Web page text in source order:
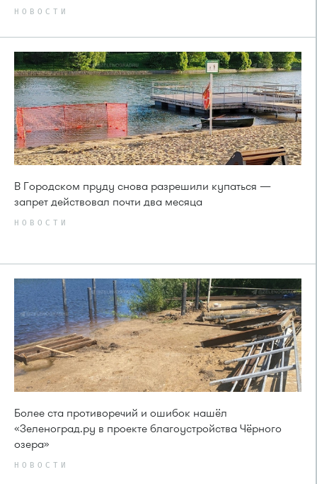
НОВОСТИ
В Городском пруду снова разрешили купаться —
запрет действовал почти два месяца
НОВОСТИ
Более ста противоречий и ошибок нашёл
«Зеленоград.ру в проекте благоустройства Чёрного
озера»
НОВОСТИ